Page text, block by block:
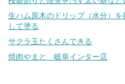
生ハム原木のドリップ（水分）を
して塗る
サクラ玉たくさんできる
焼肉やまと 岐阜インター店